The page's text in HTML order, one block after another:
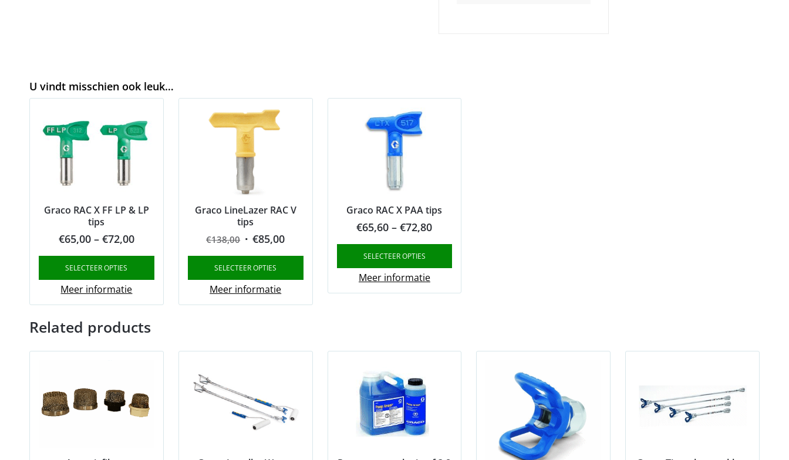
U vindt misschien ook leuk…
Graco RAC X FF LP & LP
tips
€65,00 – €72,00Price
range:
€72,00
SELECTEER OPTIES
Meer informatie
Graco LineLazer RAC V
tips
€138,00 Original
price
was:
€138,00.
€85,00Current
price
SELECTEER OPTIES
Meer informatie
Graco RAC X PAA tips
€65,60 – €72,80Price
range:
€72,80
SELECTEER OPTIES
Meer informatie
Related products